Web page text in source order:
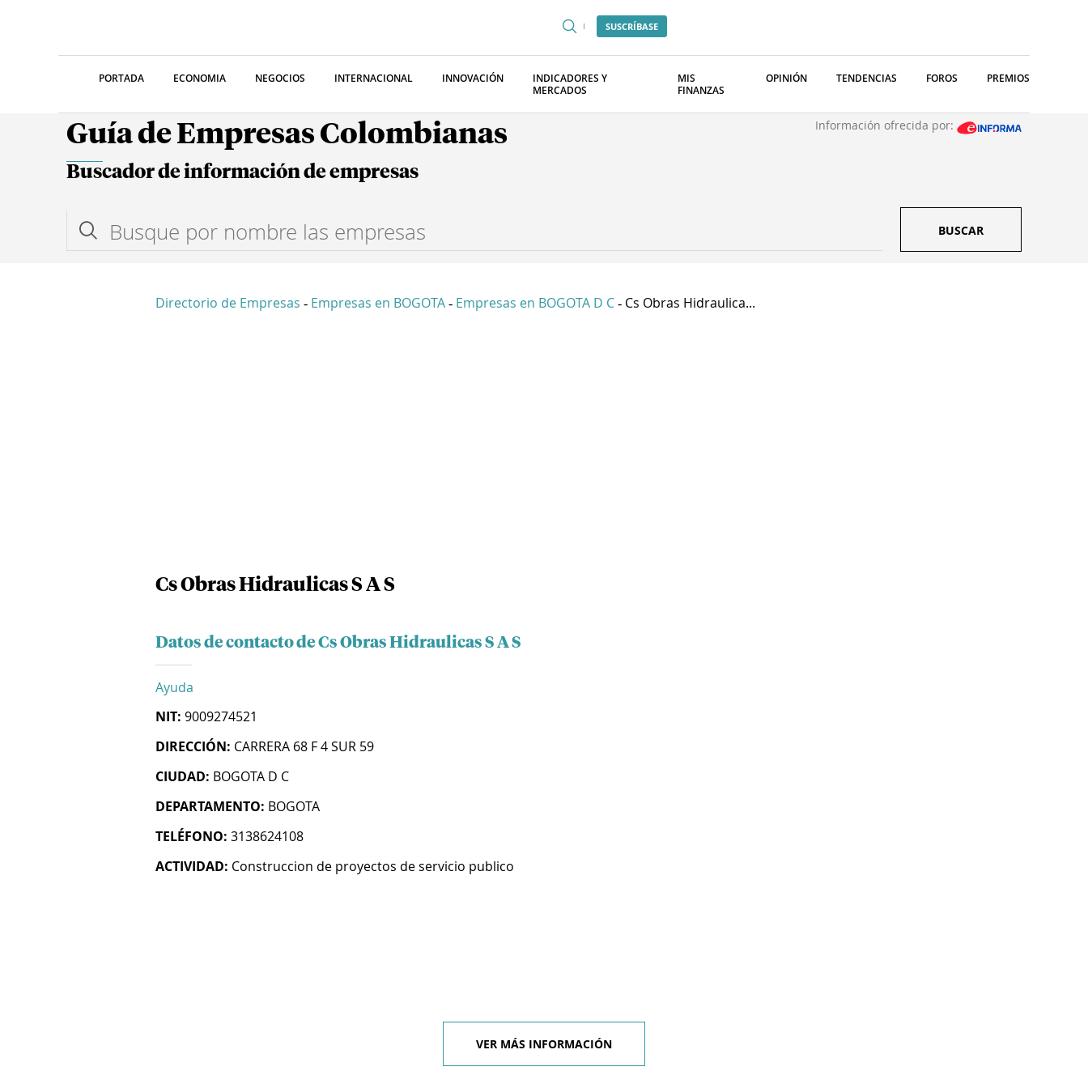
SUSCRÍBASE
PORTADA ECONOMIA NEGOCIOS INTERNACIONAL INNOVACIÓN
INDICADORES Y
MERCADOS
MIS
FINANZAS
OPINIÓN TENDENCIAS FOROS PREMIOS
Guía de Empresas Colombianas Información ofrecida por:
Buscador de información de empresas
BUSCAR
Directorio de Empresas - Empresas en BOGOTA - Empresas en BOGOTA D C - Cs Obras Hidraulica...
Cs Obras Hidraulicas S A S
Datos de contacto de Cs Obras Hidraulicas S A S
Ayuda
NIT: 9009274521
DIRECCIÓN: CARRERA 68 F 4 SUR 59
CIUDAD: BOGOTA D C
DEPARTAMENTO: BOGOTA
TELÉFONO: 3138624108
ACTIVIDAD: Construccion de proyectos de servicio publico
VER MÁS INFORMACIÓN